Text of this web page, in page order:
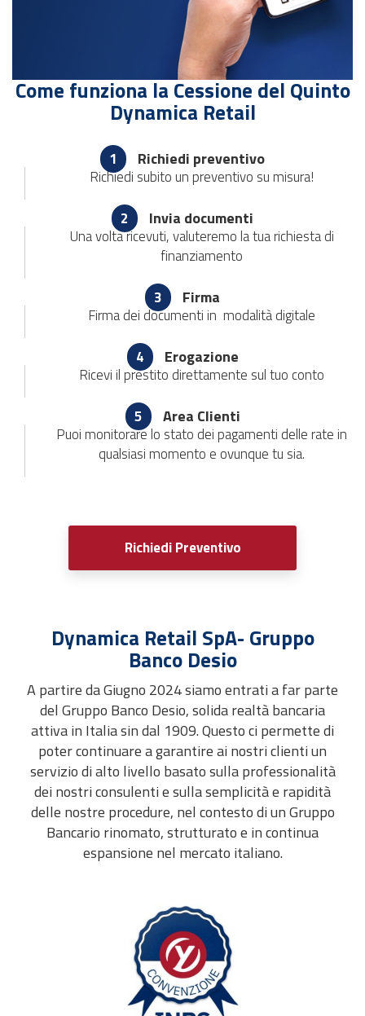
Come funziona la Cessione del Quinto
Dynamica Retail
1 Richiedi preventivo
Richiedi subito un preventivo su misura!
2
Invia documenti
Una volta ricevuti, valuteremo la tua richiesta di
finanziamento
3
Firma
Firma dei documenti in modalità digitale
4
Erogazione
Ricevi il prestito direttamente sul tuo conto
5
Area Clienti
Puoi monitorare lo stato dei pagamenti delle rate in
qualsiasi momento e ovunque tu sia.
Richiedi Preventivo
Dynamica Retail SpA- Gruppo
Banco Desio
A partire da Giugno 2024 siamo entrati a far parte
del Gruppo Banco Desio, solida realtà bancaria
attiva in Italia sin dal 1909. Questo ci permette di
poter continuare a garantire ai nostri clienti un
servizio di alto livello basato sulla professionalità
dei nostri consulenti e sulla semplicità e rapidità
delle nostre procedure, nel contesto di un Gruppo
Bancario rinomato, strutturato e in continua
espansione nel mercato italiano.